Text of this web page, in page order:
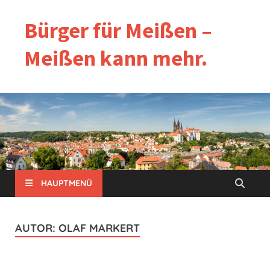
Bürger für Meißen –
Meißen kann mehr.
HAUPTMENÜ
AUTOR: OLAF MARKERT